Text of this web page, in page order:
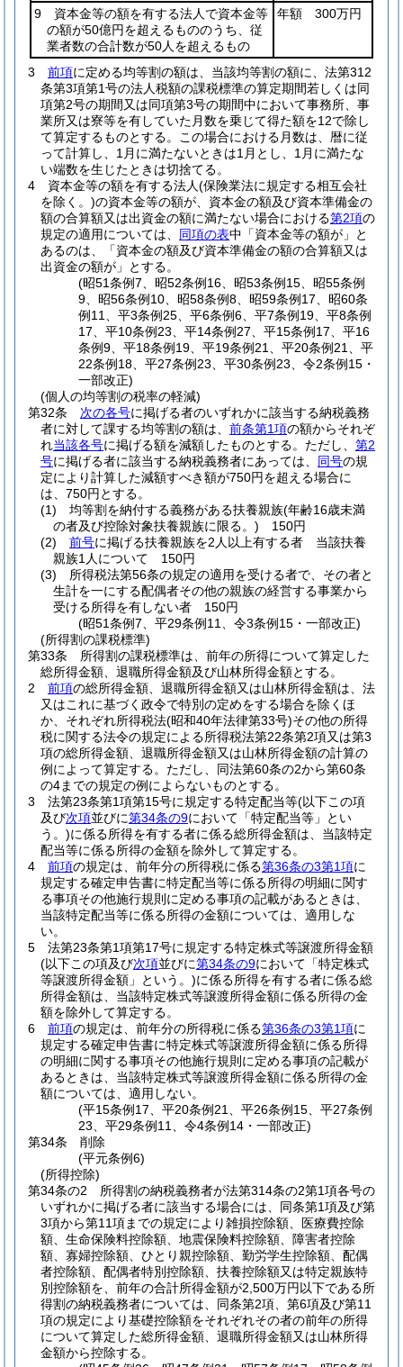
9 資本金等の額を有する法人で資本金等
の額が50億円を超えるもののうち、従
業者数の合計数が50人を超えるもの
年額 300万円
3 前項に定める均等割の額は、当該均等割の額に、法第312
条第3項第1号の法人税額の課税標準の算定期間若しくは同
項第2号の期間又は同項第3号の期間中において事務所、事
業所又は寮等を有していた月数を乗じて得た額を12で除し
て算定するものとする。
この場合における月数は、暦に従
って計算し、1月に満たないときは1月とし、1月に満たな
い端数を生じたときは切捨てる。
4
資本金等の額を有する法人(保険業法に規定する相互会社
を除く。)の資本金等の額が、資本金の額及び資本準備金の
額の合算額又は出資金の額に満たない場合における第2項の
規定の適用については、 同項の表中「資本金等の額が」と
あるのは、「資本金の額及び資本準備金の額の合算額又は
出資金の額が」とする。
(昭51条例7、昭52条例16、昭53条例15、昭55条例
9、昭56条例10、昭58条例8、昭59条例17、昭60条
例11、平3条例25、平6条例6、平7条例19、平8条例
17、平10条例23、平14条例27、平15条例17、平16
条例9、平18条例19、平19条例21、平20条例21、平
22条例18、平27条例23、平30条例23、令2条例15・
一部改正)
(個人の均等割の税率の軽減)
第32条
次の各号に掲げる者のいずれかに該当する納税義務
者に対して課する均等割の額は、 前条第1項の額からそれぞ
れ当該各号に掲げる額を減額したものとする。 ただし、 第2
号に掲げる者に該当する納税義務者にあっては、 同号の規
定により計算した減額すべき額が750円を超える場合に
は、750円とする。
(1)
均等割を納付する義務がある扶養親族(年齢16歳未満
の者及び控除対象扶養親族に限る。) 150円
(2)
前号に掲げる扶養親族を2人以上有する者 当該扶養
親族1人について 150円
(3)
所得税法第56条の規定の適用を受ける者で、その者と
生計を一にする配偶者その他の親族の経営する事業から
受ける所得を有しない者 150円
(昭51条例7、平29条例11、令3条例15・一部改正)
(所得割の課税標準)
第33条
所得割の課税標準は、前年の所得について算定した
総所得金額、退職所得金額及び山林所得金額とする。
2
前項の総所得金額、退職所得金額又は山林所得金額は、法
又はこれに基づく政令で特別の定めをする場合を除くほ
か、それぞれ所得税法(昭和40年法律第33号)その他の所得
税に関する法令の規定による所得税法第22条第2項又は第3
項の総所得金額、退職所得金額又は山林所得金額の計算の
例によって算定する。 ただし、同法第60条の2から第60条
の4までの規定の例によらないものとする。
3
法第23条第1項第15号に規定する特定配当等(以下この項
及び次項並びに第34条の9において「特定配当等」とい
う。)に係る所得を有する者に係る総所得金額は、当該特定
配当等に係る所得の金額を除外して算定する。
4
前項の規定は、前年分の所得税に係る第36条の3第1項に
規定する確定申告書に特定配当等に係る所得の明細に関す
る事項その他施行規則に定める事項の記載があるときは、
当該特定配当等に係る所得の金額については、適用しな
い。
5
法第23条第1項第17号に規定する特定株式等譲渡所得金額
(以下この項及び次項並びに第34条の9において「特定株式
等譲渡所得金額」という。)に係る所得を有する者に係る総
所得金額は、当該特定株式等譲渡所得金額に係る所得の金
額を除外して算定する。
6
前項の規定は、前年分の所得税に係る第36条の3第1項に
規定する確定申告書に特定株式等譲渡所得金額に係る所得
の明細に関する事項その他施行規則に定める事項の記載が
あるときは、当該特定株式等譲渡所得金額に係る所得の金
額については、適用しない。
(平15条例17、平20条例21、平26条例15、平27条例
23、平29条例11、令4条例14・一部改正)
第34条
削除
(平元条例6)
(所得控除)
第34条の2
所得割の納税義務者が法第314条の2第1項各号の
いずれかに掲げる者に該当する場合には、同条第1項及び第
3項から第11項までの規定により雑損控除額、医療費控除
額、生命保険料控除額、地震保険料控除額、障害者控除
額、寡婦控除額、ひとり親控除額、勤労学生控除額、配偶
者控除額、配偶者特別控除額、扶養控除額又は特定親族特
別控除額を、前年の合計所得金額が2,500万円以下である所
得割の納税義務者については、同条第2項、第6項及び第11
項の規定により基礎控除額をそれぞれその者の前年の所得
について算定した総所得金額、退職所得金額又は山林所得
金額から控除する。